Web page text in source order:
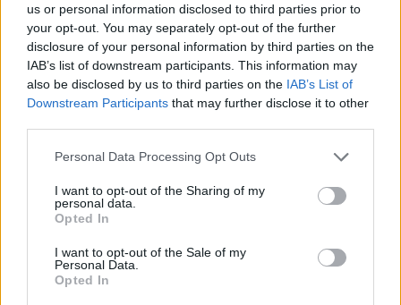
us or personal information disclosed to third parties prior to
your opt-out. You may separately opt-out of the further
disclosure of your personal information by third parties on the
IAB’s list of downstream participants. This information may
also be disclosed by us to third parties on the IAB’s List of
Downstream Participants that may further disclose it to other
Personal Data Processing Opt Outs
I want to opt-out of the Sharing of my
personal data.
Opted In
I want to opt-out of the Sale of my
Personal Data.
Opted In
Jogosítvány nélkül, ittasan hajtott
háznak egy csíkszeredai férfi